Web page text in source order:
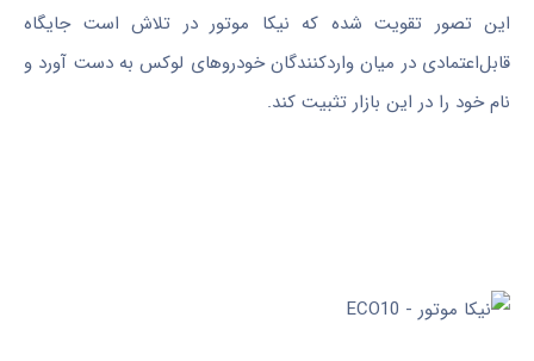
این تصور تقویت شده که نیکا موتور در تلاش است جایگاه
قابل‌اعتمادی در میان واردکنندگان خودروهای لوکس به دست آورد و
نام خود را در این بازار تثبیت کند.